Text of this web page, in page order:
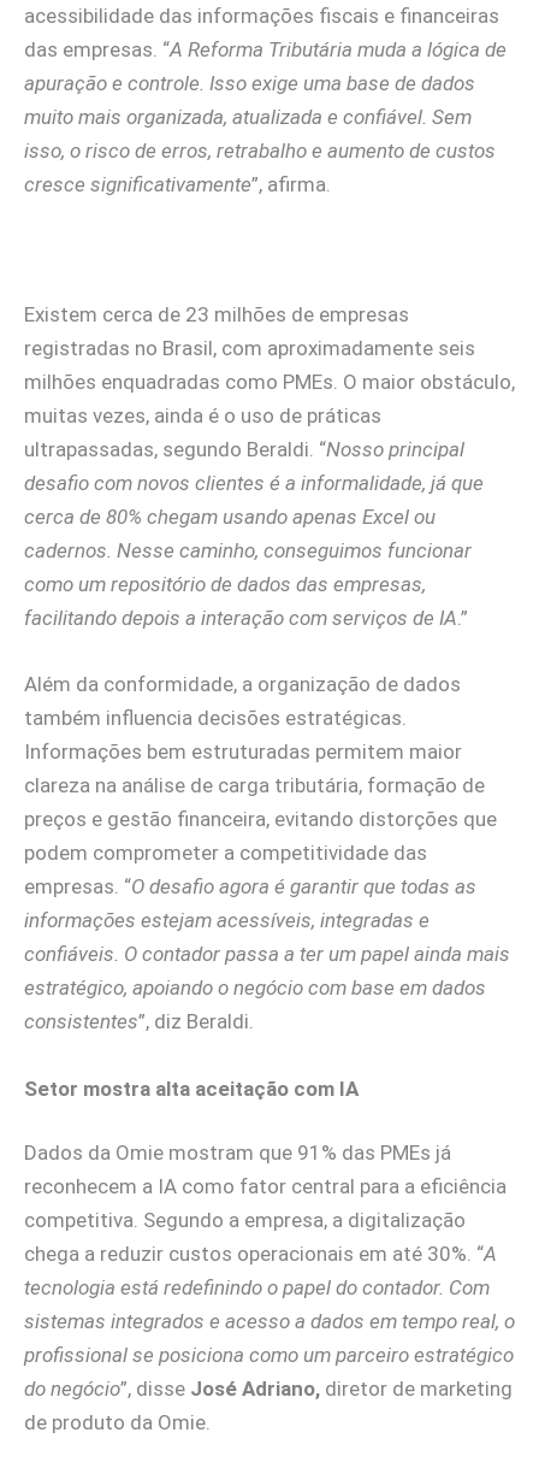
acessibilidade das informações fiscais e financeiras
das empresas. “A Reforma Tributária muda a lógica de
apuração e controle. Isso exige uma base de dados
muito mais organizada, atualizada e confiável. Sem
isso, o risco de erros, retrabalho e aumento de custos
cresce significativamente”, afirma.
Existem cerca de 23 milhões de empresas
registradas no Brasil, com aproximadamente seis
milhões enquadradas como PMEs. O maior obstáculo,
muitas vezes, ainda é o uso de práticas
ultrapassadas, segundo Beraldi. “Nosso principal
desafio com novos clientes é a informalidade, já que
cerca de 80% chegam usando apenas Excel ou
cadernos. Nesse caminho, conseguimos funcionar
como um repositório de dados das empresas,
facilitando depois a interação com serviços de IA.”
Além da conformidade, a organização de dados
também influencia decisões estratégicas.
Informações bem estruturadas permitem maior
clareza na análise de carga tributária, formação de
preços e gestão financeira, evitando distorções que
podem comprometer a competitividade das
empresas. “O desafio agora é garantir que todas as
informações estejam acessíveis, integradas e
confiáveis. O contador passa a ter um papel ainda mais
estratégico, apoiando o negócio com base em dados
consistentes”, diz Beraldi.
Setor mostra alta aceitação com IA
Dados da Omie mostram que 91% das PMEs já
reconhecem a IA como fator central para a eficiência
competitiva. Segundo a empresa, a digitalização
chega a reduzir custos operacionais em até 30%. “A
tecnologia está redefinindo o papel do contador. Com
sistemas integrados e acesso a dados em tempo real, o
profissional se posiciona como um parceiro estratégico
do negócio”, disse José Adriano, diretor de marketing
de produto da Omie.